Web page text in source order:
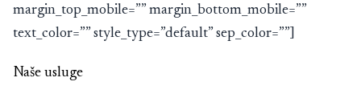
margin_top_mobile=”” margin_bottom_mobile=””
text_color=”” style_type=”default” sep_color=””]
Naše usluge